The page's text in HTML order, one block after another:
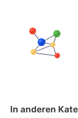
In anderen